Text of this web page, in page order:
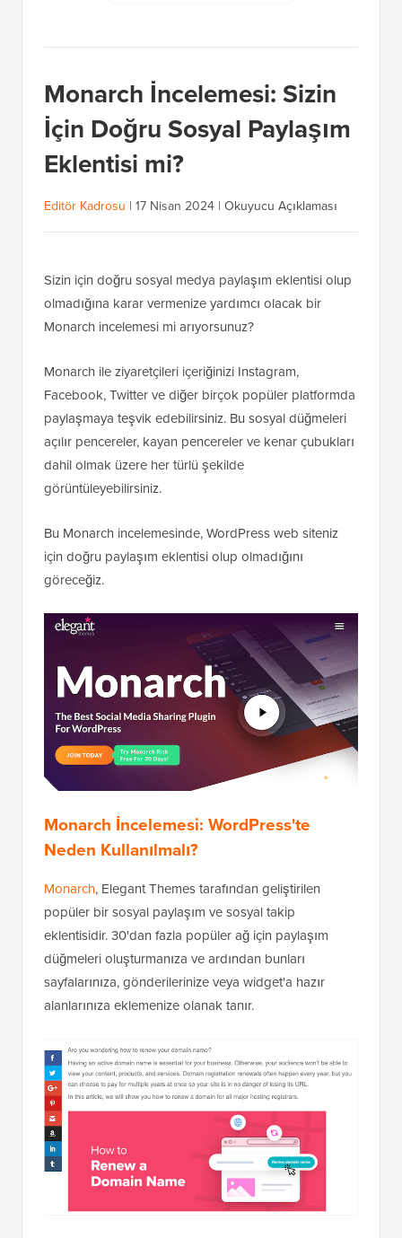
Monarch İncelemesi: Sizin
İçin Doğru Sosyal Paylaşım
Eklentisi mi?
Editör Kadrosu | 17 Nisan 2024 | Okuyucu Açıklaması
Sizin için doğru sosyal medya paylaşım eklentisi olup
olmadığına karar vermenize yardımcı olacak bir
Monarch incelemesi mi arıyorsunuz?
Monarch ile ziyaretçileri içeriğinizi Instagram,
Facebook, Twitter ve diğer birçok popüler platformda
paylaşmaya teşvik edebilirsiniz. Bu sosyal düğmeleri
açılır pencereler, kayan pencereler ve kenar çubukları
dahil olmak üzere her türlü şekilde
görüntüleyebilirsiniz.
Bu Monarch incelemesinde, WordPress web siteniz
için doğru paylaşım eklentisi olup olmadığını
göreceğiz.
Monarch İncelemesi: WordPress'te
Neden Kullanılmalı?
Monarch, Elegant Themes tarafından geliştirilen
popüler bir sosyal paylaşım ve sosyal takip
eklentisidir. 30'dan fazla popüler ağ için paylaşım
düğmeleri oluşturmanıza ve ardından bunları
sayfalarınıza, gönderilerinize veya widget'a hazır
alanlarınıza eklemenize olanak tanır.